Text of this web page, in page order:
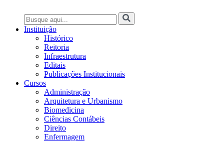
Instituição
Histórico
Reitoria
Infraestrutura
Editais
Publicações Institucionais
Cursos
Administração
Arquitetura e Urbanismo
Biomedicina
Ciências Contábeis
Direito
Enfermagem